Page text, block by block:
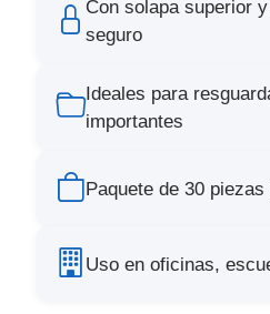
Con solapa superior
seguro
Ideales para
importantes
Paquete de 30
Uso en oficinas,